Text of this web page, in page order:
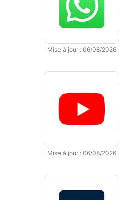
Mise à jour: 06/08/2026
Mise à jour: 06/08/2026